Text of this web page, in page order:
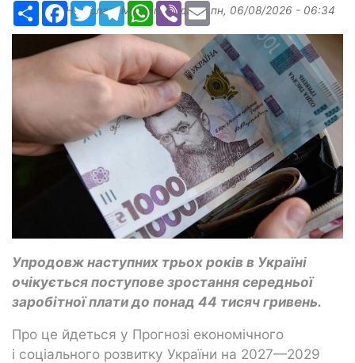
РесурсFacebook
TwitterTelegramWhatsApp
ViberEmail
Надіслав:Margarita, дата: пн, 06/08/2026 - 06:34
Упродовж наступних трьох років в Україні
очікується поступове зростання середньої
заробітної плати до понад 44 тисяч гривень.
Про це йдеться у Прогнозі економічного
і соціального розвитку України на 2027—2029